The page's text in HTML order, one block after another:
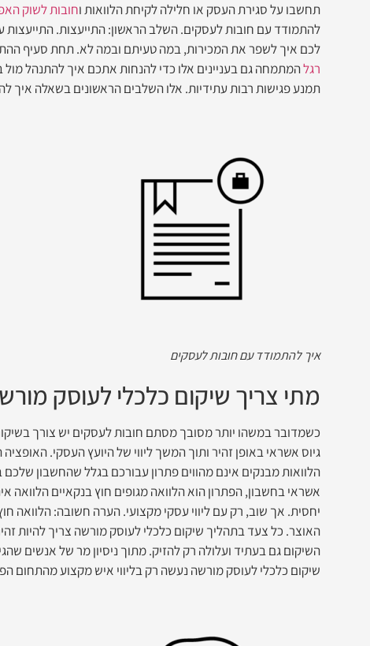
תחשבו על סגירת העסק או חלילה לקיחת הלוואות וחובות לשוק
להתמודד עם חובות לעסקים. השלב הראשון: התייעצות. התייעצות
לכם איך לשפר את המכירות, במה טעיתם ובמה לא. תחת סעיף
רגלהמתמחה גם בעניינים אלו כדי להנחות אתכם איך להתנהל
תמנע פגישות רבות עתידיות. אלו השלבים הראשונים בשאלה איך
איך להתמודד עם חובות לעסקים
מתי צריך שיקום כלכלי לעוסק
כשמדובר במשהו יותר מסובך מסתם חובות לעסקים יש צורך
גיוס אשראי באופן זהיר ותוך המשך ליווי של היועץ העסקי.
הלוואות מבנקים אינם מהווים פתרון עבורכם בגלל שהחשבון
אשראי בחשבון, הפתרון הוא הלוואה מגופים חוץ בנקאיים הלוואה
יחסית. אך שוב, רק עם ליווי עסקי מקצועי. הערה חשובה: הלוואה
האוצר. כל צעד בתהליך שיקום כלכלי לעוסק מורשה צריך להיות
השיקום גם בעתיד ועלולה רק להזיק. מתוך ניסיון מר של אנשים
שיקום כלכלי לעוסק מורשה נעשה רק בליווי איש מקצוע מהתחום